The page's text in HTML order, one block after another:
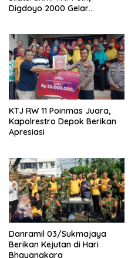
Digdoyo 2000 Gelar
KTJ RW 11 Poinmas Juara,
Kapolrestro Depok Berikan
Apresiasi
Danramil 03/Sukmajaya
Berikan Kejutan di Hari
Bhayangkara